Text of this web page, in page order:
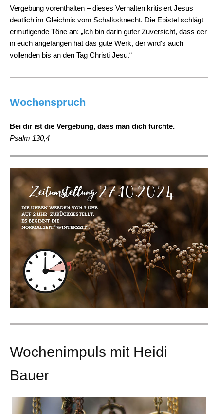
Vergebung vorenthalten – dieses Verhalten kritisiert Jesus
deutlich im Gleichnis vom Schalksknecht. Die Epistel schlägt
ermutigende Töne an: „Ich bin darin guter Zuversicht, dass der
in euch angefangen hat das gute Werk, der wird's auch
vollenden bis an den Tag Christi Jesu.“
Wochenspruch
Bei dir ist die Vergebung, dass man dich fürchte.
Psalm 130,4
Wochenimpuls mit Heidi
Bauer